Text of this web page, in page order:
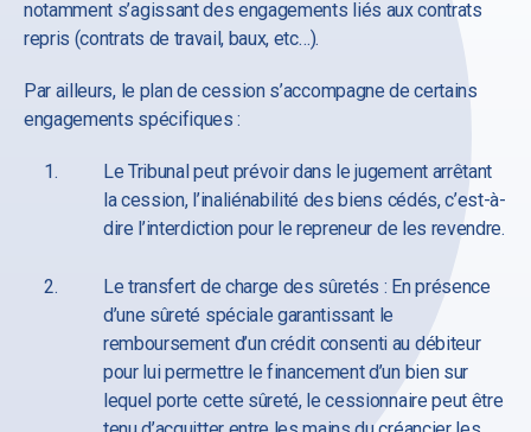
notamment s’agissant des engagements liés aux contrats
repris (contrats de travail, baux, etc…).
Par ailleurs, le plan de cession s’accompagne de certains
engagements spécifiques :
Le Tribunal peut prévoir dans le jugement arrêtant
la cession, l’inaliénabilité des biens cédés, c’est-à-
dire l’interdiction pour le repreneur de les revendre.
Le transfert de charge des sûretés : En présence
d’une sûreté spéciale garantissant le
remboursement d’un crédit consenti au débiteur
pour lui permettre le financement d’un bien sur
lequel porte cette sûreté, le cessionnaire peut être